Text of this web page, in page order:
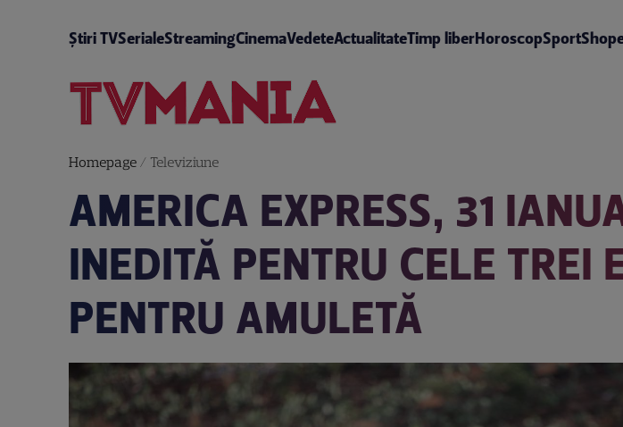
Știri TVSerialeStreamingCinemaVedeteActualitateTimp liberHoroscopSportShop
Homepage/ Televiziune
AMERICA EXPRESS, 31
INEDITĂ PENTRU CELE TREI
PENTRU AMULETĂ